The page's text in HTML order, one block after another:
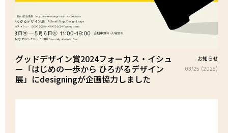
グッドデザイン賞2024フォーカス・イシュ
ー「はじめの一歩から ひろがるデザイン
展」にdesigningが企画協力しました
お知らせ
03/25 (2025)